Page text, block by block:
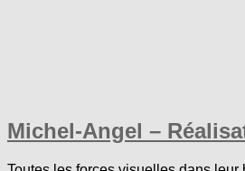
Michel-Angel –